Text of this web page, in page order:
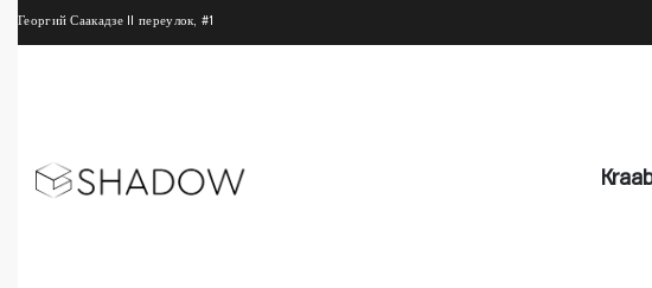
Георгий Саакадзе II переулок, #1